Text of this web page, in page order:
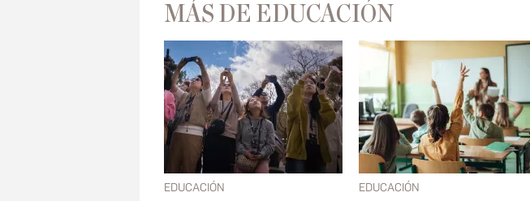
MÁS DE EDUCACIÓN
EDUCACIÓN EDUCACIÓN